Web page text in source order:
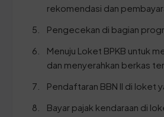
rekomendasi dan
Pengecekan di bagian
Menuju Loket BPKB untuk
dan menyerahkan berkas
Pendaftaran BBN II di loket
Bayar pajak kendaraan di